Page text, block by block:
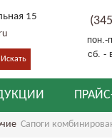
15
пон.-
сб. -
Сапоги